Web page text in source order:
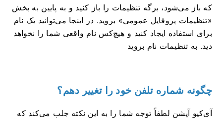
که باز می‌شود، برگه تنظیمات را باز کنید و به پایین به بخش
«تنظیمات پروفایل عمومی» بروید. در اینجا می‌توانید یک نام
برای استفاده ایجاد کنید و هیچ‌کس نام واقعی شما را نخواهد
دید. به تنظیمات نام بروید
چگونه شماره تلفن خود را تغییر دهم؟
آی‌کیو آپشن لطفاً توجه شما را به این نکته جلب می‌کند که